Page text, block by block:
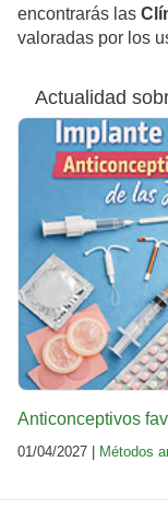
encontrarás las
valoradas por los
Actualidad
Anticonceptivos
01/04/2027 | Métodos